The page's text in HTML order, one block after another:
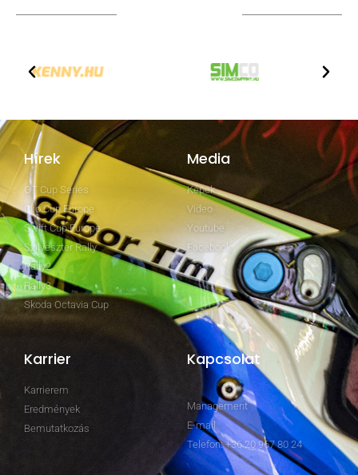
Hírek
GT Cup Series
Clio Cup Europe
Swift Cup Europe
Szilveszter Rally
Rally2
Rally3
Skoda Octavia Cup
Media
Képek
Video
Youtube
Facebook
Karrier
Karrierem
Eredmények
Bemutatkozás
Kapcsolat
Management
E-mail
Telefon: +36 20 967 80 24